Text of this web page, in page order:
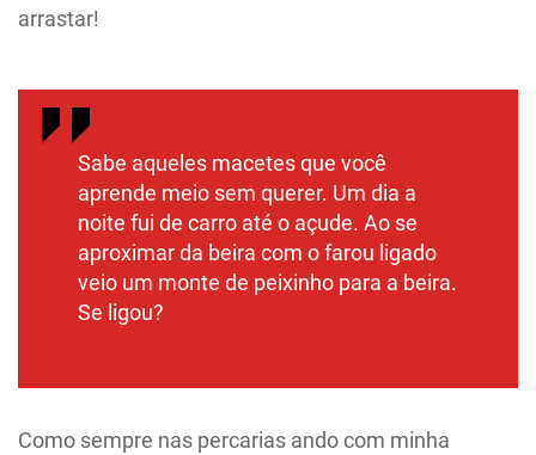
arrastar!
Sabe aqueles macetes que você
aprende meio sem querer. Um dia a
noite fui de carro até o açude. Ao se
aproximar da beira com o farou ligado
veio um monte de peixinho para a beira.
Se ligou?
Como sempre nas percarias ando com minha